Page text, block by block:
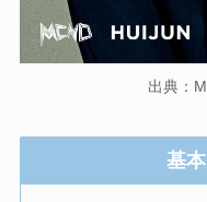
出典：
基